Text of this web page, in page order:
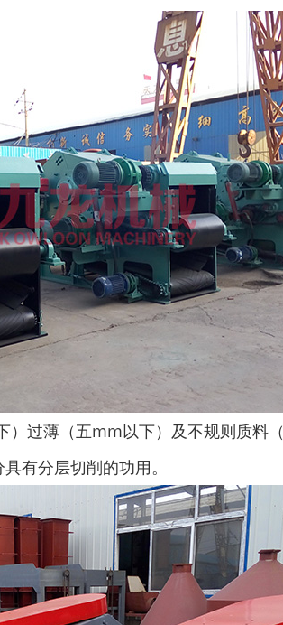
过薄（五mm以下）及不规则质料
有分层切削的功用。